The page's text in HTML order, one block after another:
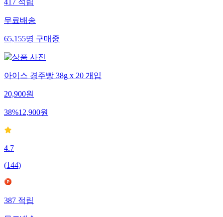
417적립
무료배송
65,155명구매중
아이스 경주빵 38g x 20 개입
20,900원
38%12,900원
4.7
(144)
387적립